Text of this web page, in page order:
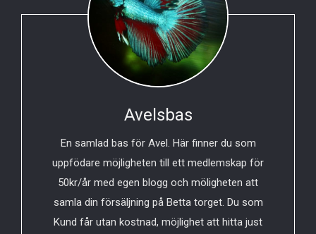
Avelsbas
En samlad bas för Avel. Här finner du som
uppfödare möjligheten till ett medlemskap för
50kr/år med egen blogg och möligheten att
samla din försäljning på Betta torget. Du som
Kund får utan kostnad, möjlighet att hitta just